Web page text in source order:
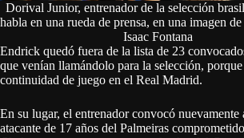
Dorival Junior, entrenador de la selección
habla en una rueda de prensa, en una imagen
Isaac Fontana
Endrick quedó fuera de la lista de 23
que venían llamándolo para la selección,
continuidad de juego en el Real Madrid.
En su lugar, el entrenador convocó nuevamente
atacante de 17 años del Palmeiras